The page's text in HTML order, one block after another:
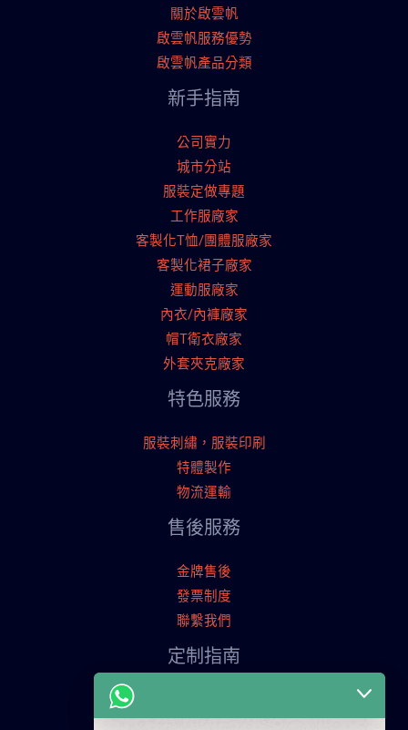
關於啟雲帆
啟雲帆服務優勢
啟雲帆產品分類
新手指南
公司實力
城市分站
服裝定做專題
工作服廠家
客製化T恤/團體服廠家
客製化裙子廠家
運動服廠家
內衣/內褲廠家
帽T衛衣廠家
外套夾克廠家
特色服務
服裝刺繡，服裝印刷
特體製作
物流運輸
售後服務
金牌售後
發票制度
聯繫我們
定制指南